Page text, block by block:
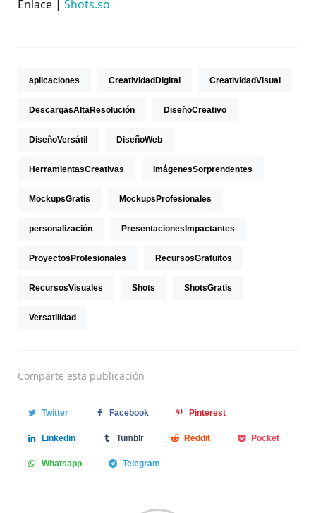
Enlace | Shots.so
aplicaciones CreatividadDigital CreatividadVisual
DescargasAltaResolución DiseñoCreativo
DiseñoVersátil DiseñoWeb
HerramientasCreativas ImágenesSorprendentes
MockupsGratis MockupsProfesionales
personalización PresentacionesImpactantes
ProyectosProfesionales RecursosGratuitos
RecursosVisuales Shots ShotsGratis
Versatilidad
Comparte esta publicación
Twitter Facebook Pinterest
Linkedin Tumblr Reddit Pocket
Whatsapp Telegram